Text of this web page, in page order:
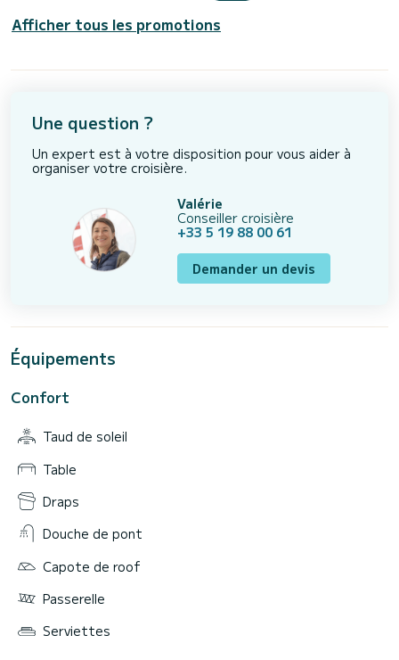
Afficher tous les promotions
Une question ?
Un expert est à votre disposition pour vous aider à
organiser votre croisière.
Valérie
Conseiller croisière
+33 5 19 88 00 61
Demander un devis
Équipements
Confort
Taud de soleil
Table
Draps
Douche de pont
Capote de roof
Passerelle
Serviettes